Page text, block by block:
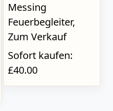
Messing
Feuerbegleiter,
Zum Verkauf
Sofort kaufen:
£40.00